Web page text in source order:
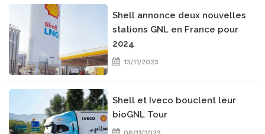
Shell annonce deux nouvelles
stations GNL en France pour
2024
13/11/2023
Shell et Iveco bouclent leur
bioGNL Tour